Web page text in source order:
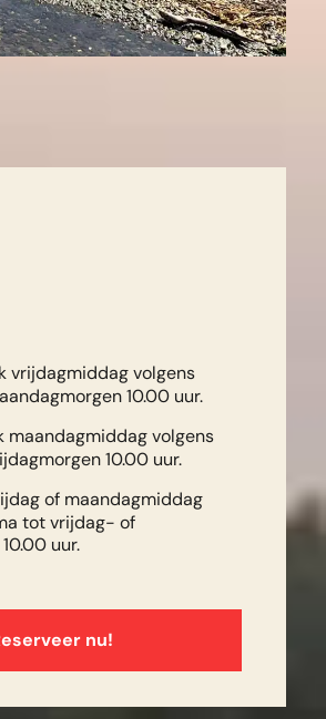
vrijdagmiddag volgens
10.00 uur.
maandagmiddag volgens
10.00 uur.
of maandagmiddag
tot vrijdag- of
uur.
nu!